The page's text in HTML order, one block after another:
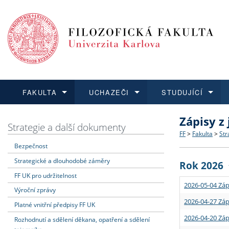
FAKULTA
Dozvědět se více
Struktura
Strategie
Podpora
UCHAZEČI
Podat přihlášku
Co
Učitelské
STUDUJÍCÍ
Dozvědět se více
Rigorózní
Dozvědět se více
O vědě a
Granty a
Dozvědět se více
Aktuální
Strategie a další dokumenty
Bezpečnost
Strategické a dlouhodobé záměry
FF UK pro udržitelnost
Výroční zprávy
Platné vnitřní předpisy FF UK
Rozhodnutí a sdělení děkana, opatření a sdělení
Zápisy
FF > Fakulta >
Rok 2026
2026-05-04
2026-04-27
2026-04-20